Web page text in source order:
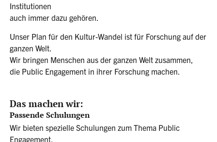
Institutionen
auch immer dazu gehören.
Unser Plan für den Kultur-Wandel ist für Forschung auf der
ganzen Welt.
Wir bringen Menschen aus der ganzen Welt zusammen,
die Public Engagement in ihrer Forschung machen.
Das machen wir:
Passende Schulungen
Wir bieten spezielle Schulungen zum Thema Public
Engagement.